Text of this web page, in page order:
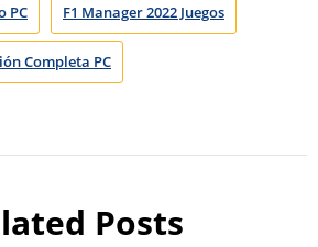
PC F1 Manager 2022 Juegos
Completa PC
Posts